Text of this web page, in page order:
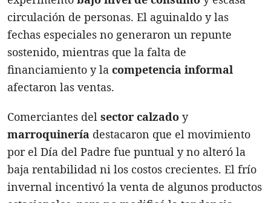
circulación de personas. El aguinaldo y las
fechas especiales no generaron un repunte
sostenido, mientras que la falta de
financiamiento y la competencia informal
afectaron las ventas.
Comerciantes del sector calzado y
marroquinería destacaron que el movimiento
por el Día del Padre fue puntual y no alteró la
baja rentabilidad ni los costos crecientes. El frío
invernal incentivó la venta de algunos productos